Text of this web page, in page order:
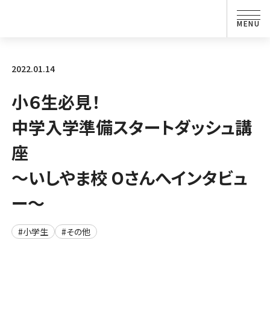
2022.01.14
小６生必見！
中学入学準備スタートダッシュ講
座
～いしやま校 Oさんへインタビュ
ー～
#小学生 #その他